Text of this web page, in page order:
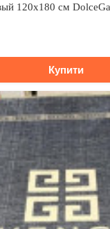
120х180 см
Купити